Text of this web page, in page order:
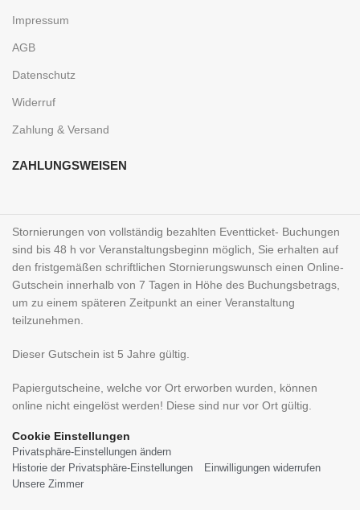
Impressum
AGB
Datenschutz
Widerruf
Zahlung & Versand
ZAHLUNGSWEISEN
Stornierungen von vollständig bezahlten Eventticket- Buchungen
sind bis 48 h vor Veranstaltungsbeginn möglich, Sie erhalten auf
den fristgemäßen schriftlichen Stornierungswunsch einen Online-
Gutschein innerhalb von 7 Tagen in Höhe des Buchungsbetrags,
um zu einem späteren Zeitpunkt an einer Veranstaltung
teilzunehmen.
Dieser Gutschein ist 5 Jahre gültig.
Papiergutscheine, welche vor Ort erworben wurden, können
online nicht eingelöst werden! Diese sind nur vor Ort gültig.
Cookie Einstellungen
Privatsphäre-Einstellungen ändern
Historie der Privatsphäre-Einstellungen
Einwilligungen widerrufen
Unsere Zimmer